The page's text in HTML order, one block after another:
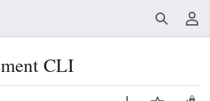
Suchen
CLI